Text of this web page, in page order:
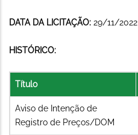
DATA DA LICITAÇÃO: 29/11/2022
HISTÓRICO:
Título
Aviso de Intenção de
Registro de Preços/DOM